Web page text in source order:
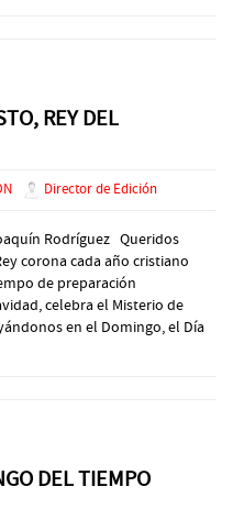
REY DEL
Director de Edición
Rodríguez Queridos
corona cada año cristiano
de preparación
celebra el Misterio de
en el Domingo, el Día
DEL TIEMPO